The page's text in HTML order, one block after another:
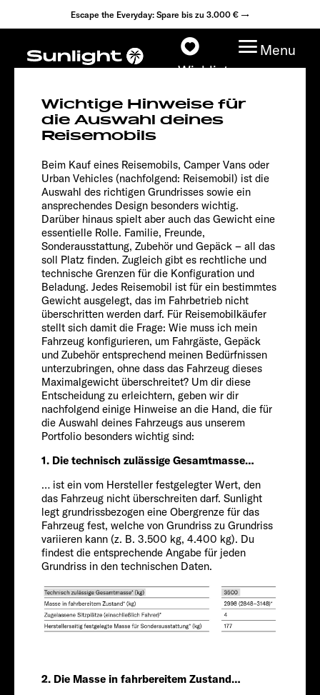
Escape the Everyday: Spare bis zu 3.000 € →
Wishlist
Menu
Konfigurator
Fahrzeugfinder
Fahrzeugbörse
Händlersuche
Explore
Service
Wichtige Hinweise für
die Auswahl deines
Reisemobils
Beim Kauf eines Reisemobils, Camper Vans oder
Urban Vehicles (nachfolgend: Reisemobil) ist die
Auswahl des richtigen Grundrisses sowie ein
ansprechendes Design besonders wichtig.
Darüber hinaus spielt aber auch das Gewicht eine
essentielle Rolle. Familie, Freunde,
Sonderausstattung, Zubehör und Gepäck – all das
soll Platz finden. Zugleich gibt es rechtliche und
technische Grenzen für die Konfiguration und
Beladung. Jedes Reisemobil ist für ein bestimmtes
Gewicht ausgelegt, das im Fahrbetrieb nicht
überschritten werden darf. Für Reisemobilkäufer
stellt sich damit die Frage: Wie muss ich mein
Fahrzeug konfigurieren, um Fahrgäste, Gepäck
und Zubehör entsprechend meinen Bedürfnissen
unterzubringen, ohne dass das Fahrzeug dieses
Maximalgewicht überschreitet? Um dir diese
Entscheidung zu erleichtern, geben wir dir
nachfolgend einige Hinweise an die Hand, die für
die Auswahl deines Fahrzeugs aus unserem
Portfolio besonders wichtig sind:
1. Die technisch zulässige Gesamtmasse…
… ist ein vom Hersteller festgelegter Wert, den
das Fahrzeug nicht überschreiten darf. Sunlight
legt grundrissbezogen eine Obergrenze für das
Fahrzeug fest, welche von Grundriss zu Grundriss
variieren kann (z. B. 3.500 kg, 4.400 kg). Du
findest die entsprechende Angabe für jeden
Grundriss in den technischen Daten.
2. Die Masse in fahrbereitem Zustand…
T 58Root
Chassis
CITROËN
Passagiere
Größe
596 CM